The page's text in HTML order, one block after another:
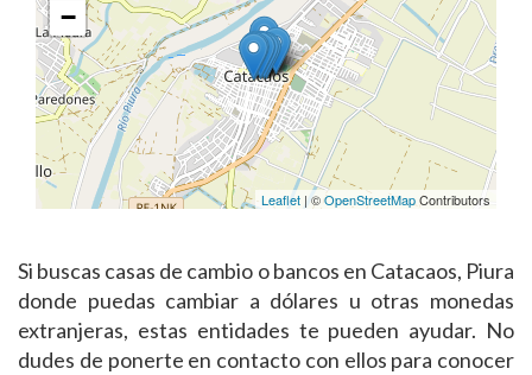
−
Leaflet | ©OpenStreetMapContributors
Si buscas casas de cambio o bancos en Catacaos, Piura
donde puedas cambiar a dólares u otras monedas
extranjeras, estas entidades te pueden ayudar. No
dudes de ponerte en contacto con ellos para conocer